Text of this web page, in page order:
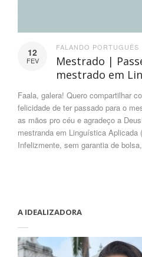
12
FEV
FALANDO PORTUGUÊS
Mestrado |
mestrado em
Faala, galera! Quero compartilhar
felicidade de ter passado para o
as mãos pro céu e agradeço a
mestranda em Linguística Aplicada
Infelizmente, sem garantia de
A IDEALIZADORA